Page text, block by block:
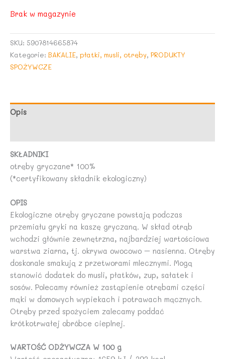
Brak w magazynie
SKU: 5907814665874
Kategorie: BAKALIE, płatki, musli, otręby, PRODUKTY
SPOŻYWCZE
Opis
SKŁADNIKI
otręby gryczane* 100%
(*certyfikowany składnik ekologiczny)
OPIS
Ekologiczne otręby gryczane powstają podczas
przemiału gryki na kaszę gryczaną. W skład otrąb
wchodzi głównie zewnętrzna, najbardziej wartościowa
warstwa ziarna, tj. okrywa owocowo – nasienna. Otręby
doskonale smakują z przetworami mlecznymi. Mogą
stanowić dodatek do musli, płatków, zup, sałatek i
sosów. Polecamy również zastąpienie otrębami części
mąki w domowych wypiekach i potrawach mącznych.
Otręby przed spożyciem zalecamy poddać
krótkotrwałej obróbce cieplnej.
WARTOŚĆ ODŻYWCZA W 100 g